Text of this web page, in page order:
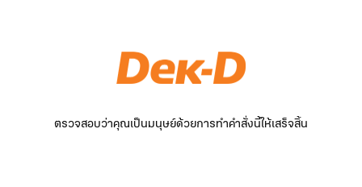
ตรวจสอบว่าคุณเป็นมนุษย์ด้วยการทำคำสั่งนี้ให้เสร็จสิ้น